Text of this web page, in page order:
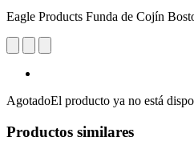
Eagle Products Funda de Cojín
AgotadoEl producto ya no está
Productos similares